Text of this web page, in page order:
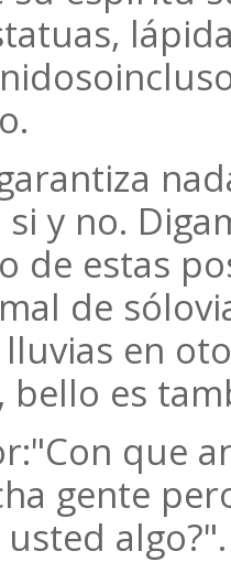
y no.
de estas
de
en
bello es
que
gente